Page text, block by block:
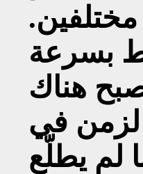
بسرعة
هناك
في
لم يطلّع